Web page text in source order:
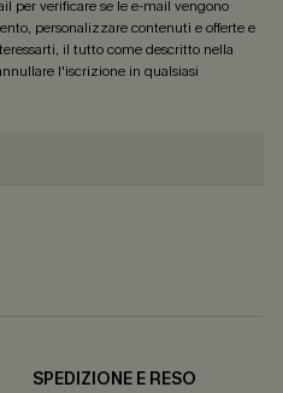
per verificare se le e-mail vengono
personalizzare contenuti e offerte e
il tutto come descritto nella
l'iscrizione in qualsiasi
SPEDIZIONE E RESO